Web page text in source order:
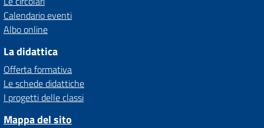
Calendario eventi
Albo online
La didattica
Offerta formativa
Le schede didattiche
I progetti delle classi
Mappa del sito